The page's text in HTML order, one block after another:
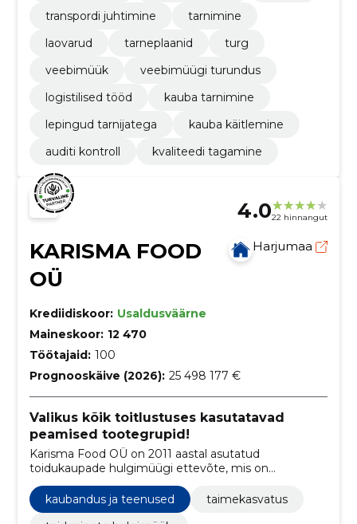
transpordi juhtimine
tarnimine
laovarud
tarneplaanid
turg
veebimüük
veebimüügi turundus
logistilised tööd
kauba tarnimine
lepingud tarnijatega
kauba käitlemine
auditi kontroll
kvaliteedi tagamine
4.022 hinnangut
KARISMA FOOD
OÜ
Harjumaa
Krediidiskoor: Usaldusväärne
Maineskoor: 12 470
Töötajaid: 100
Prognooskäive (2026): 25 498 177 €
Valikus kõik toitlustuses kasutatavad
peamised tootegrupid!
Karisma Food OÜ on 2011 aastal asutatud
toidukaupade hulgimüügi ettevõte, mis on
spetsialiseerunud peamiselt HoReCa sektori
varustamisele.
kaubandus ja teenused
taimekasvatus